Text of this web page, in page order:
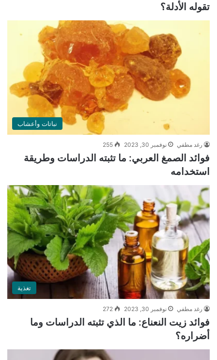
تقوله الأدلة؟
نباتات وأعشاب
رغد مطفي نوفمبر 30, 2023 255
فوائد الصمغ العربي: ما تثبته الدراسات وطريقة
استخدامه
تغذية
رغد مطفي نوفمبر 30, 2023 272
فوائد زيت النعناع: ما الذي تثبته الدراسات وما
أضراره؟